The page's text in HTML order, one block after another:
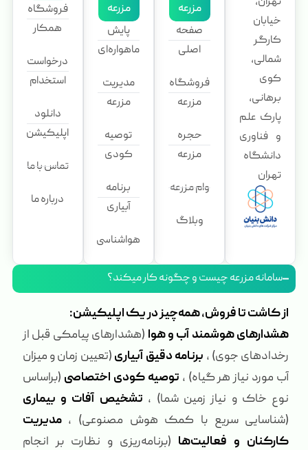
خیابان
کارگر
شمالی،
کوی
برهانی،
پارک علم
و فناوری
دانشگاه
تهران
مزرعه
صفحه
اصلی
فروشگاه
مزرعه
حجره
مزرعه
وام مزرعه
وبلاگ
مزرعه
پایش
ماهواره‌ای
مدیریت
مزرعه
توصیه
کودی
برنامه
آبیاری
هواشناسی
فروشگاه
همکار
درخواست
استخدام
دانلود
اپلیکیشن
تماس با ما
درباره ما
سامانه مزرعه چیست و چگونه کار میکند؟
از کاشت تا فروش، همه‌چیز در یک اپلیکیشن:
هشدارهای هوشمند آب و هوا (هشدارهای پیامکی قبل از
رخدادهای جوی) ، برنامه دقیق آبیاری (تعیین زمان و میزان
آب مورد نیاز هر گیاه) ، توصیه کودی اختصاصی (براساس
نوع خاک و نیاز زمین شما) ، تشخیص آفات و بیماری
(شناسایی سریع با کمک هوش مصنوعی) ،مدیریت
کارکنان و فعالیت‌ها (برنامه‌ریزی و نظارت بر انجام